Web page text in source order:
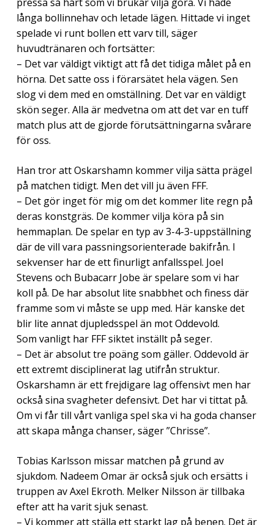
långa bollinnehav och letade lägen. Hittade vi inget
spelade vi runt bollen ett varv till, säger
huvudtränaren och fortsätter:
– Det var väldigt viktigt att få det tidiga målet på en
hörna. Det satte oss i förarsätet hela vägen. Sen
slog vi dem med en omställning. Det var en väldigt
skön seger. Alla är medvetna om att det var en tuff
match plus att de gjorde förutsättningarna svårare
för oss.
Han tror att Oskarshamn kommer vilja sätta prägel
på matchen tidigt. Men det vill ju även FFF.
– Det gör inget för mig om det kommer lite regn på
deras konstgräs. De kommer vilja köra på sin
hemmaplan. De spelar en typ av 3-4-3-uppställning
där de vill vara passningsorienterade bakifrån. I
sekvenser har de ett finurligt anfallsspel. Joel
Stevens och Bubacarr Jobe är spelare som vi har
koll på. De har absolut lite snabbhet och finess där
framme som vi måste se upp med. Här kanske det
blir lite annat djupledsspel än mot Oddevold.
Som vanligt har FFF siktet inställt på seger.
– Det är absolut tre poäng som gäller. Oddevold är
ett extremt disciplinerat lag utifrån struktur.
Oskarshamn är ett frejdigare lag offensivt men har
också sina svagheter defensivt. Det har vi tittat på.
Om vi får till vårt vanliga spel ska vi ha goda chanser
att skapa många chanser, säger ”Chrisse”.
Tobias Karlsson missar matchen på grund av
sjukdom. Nadeem Omar är också sjuk och ersätts i
truppen av Axel Ekroth. Melker Nilsson är tillbaka
efter att ha varit sjuk senast.
– Vi kommer att ställa ett starkt lag på benen. Det är